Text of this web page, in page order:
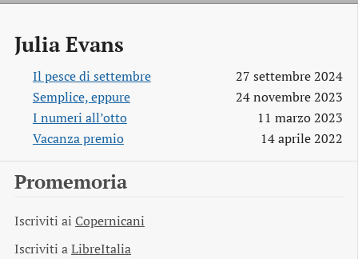
Julia Evans
Il pesce di settembre
27 settembre 2024
Semplice, eppure
24 novembre 2023
I numeri all’otto
11 marzo 2023
Vacanza premio
14 aprile 2022
Promemoria
Iscriviti ai Copernicani
Iscriviti aLibreItalia